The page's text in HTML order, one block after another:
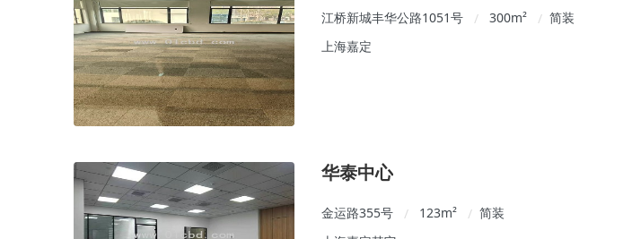
江桥新城丰华公路1051号 / 300m² / 简装
上海嘉定
华泰中心
金运路355号 / 123m² / 简装